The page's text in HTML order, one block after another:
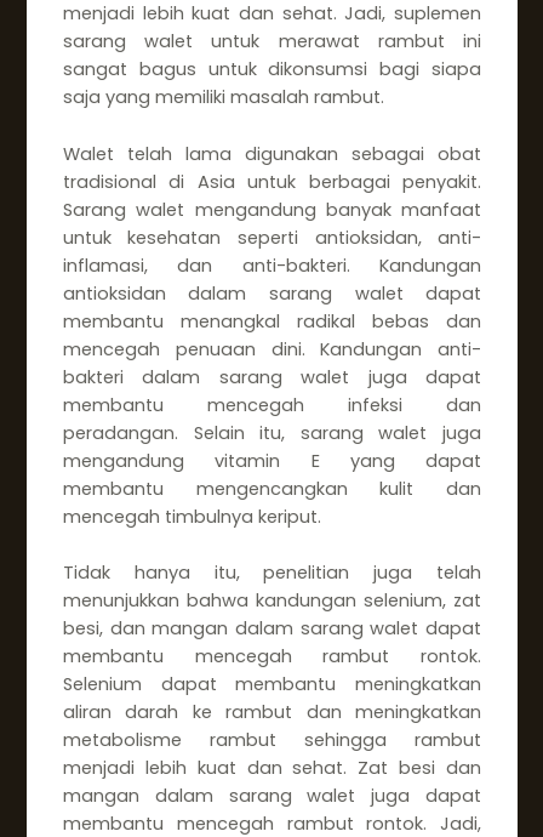
menjadi lebih kuat dan sehat. Jadi, suplemen
sarang walet untuk merawat rambut ini
sangat bagus untuk dikonsumsi bagi siapa
saja yang memiliki masalah rambut.
Walet telah lama digunakan sebagai obat
tradisional di Asia untuk berbagai penyakit.
Sarang walet mengandung banyak manfaat
untuk kesehatan seperti antioksidan, anti-
inflamasi, dan anti-bakteri. Kandungan
antioksidan dalam sarang walet dapat
membantu menangkal radikal bebas dan
mencegah penuaan dini. Kandungan anti-
bakteri dalam sarang walet juga dapat
membantu mencegah infeksi dan
peradangan. Selain itu, sarang walet juga
mengandung vitamin E yang dapat
membantu mengencangkan kulit dan
mencegah timbulnya keriput.
Tidak hanya itu, penelitian juga telah
menunjukkan bahwa kandungan selenium, zat
besi, dan mangan dalam sarang walet dapat
membantu mencegah rambut rontok.
Selenium dapat membantu meningkatkan
aliran darah ke rambut dan meningkatkan
metabolisme rambut sehingga rambut
menjadi lebih kuat dan sehat. Zat besi dan
mangan dalam sarang walet juga dapat
membantu mencegah rambut rontok. Jadi,